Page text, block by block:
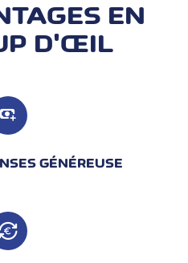
EN
D'ŒIL
GÉNÉREUSE